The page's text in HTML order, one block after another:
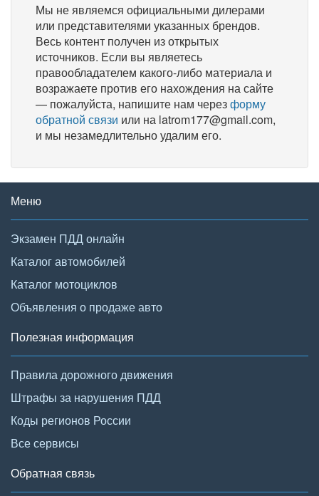
Мы не являемся официальными дилерами
или представителями указанных брендов.
Весь контент получен из открытых
источников. Если вы являетесь
правообладателем какого-либо материала и
возражаете против его нахождения на сайте
— пожалуйста, напишите нам черезформу
обратной связи или на latrom177@gmail.com,
и мы незамедлительно удалим его.
Меню
Экзамен ПДД онлайн
Каталог автомобилей
Каталог мотоциклов
Объявления о продаже авто
Полезная информация
Правила дорожного движения
Штрафы за нарушения ПДД
Коды регионов России
Все сервисы
Обратная связь